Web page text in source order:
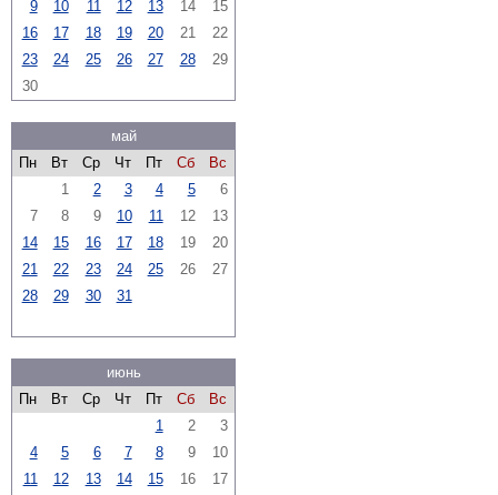
9 10 11 12 13 14
15
16
17 18 19 20 21
22
23
24 25 26 27 28
29
30
май
Пн
Вт Ср Чт Пт Сб
Вс
1
2 3 4 5
6
7
8 9 10 11 12
13
14
15 16 17 18 19
20
21
22 23 24 25 26
27
28
29 30 31
июнь
Пн
Вт Ср Чт Пт Сб
Вс
1
2
3
4
5 6 7 8 9
10
11
12 13 14 15 16
17